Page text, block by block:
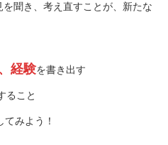
聞き、考え直すことが、新たな
経験を書き出す
ること
てみよう！